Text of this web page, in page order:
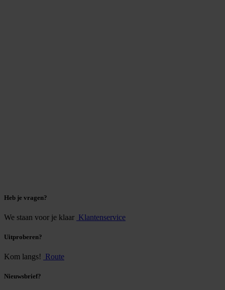
Heb je vragen?
We staan voor je klaar Klantenservice
Uitproberen?
Kom langs! Route
Nieuwsbrief?